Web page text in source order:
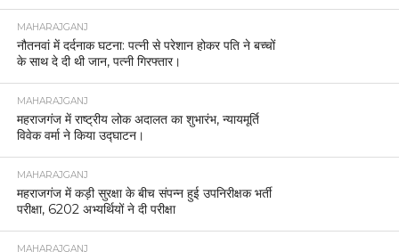
MAHARAJGANJ
नौतनवां में दर्दनाक घटना: पत्नी से परेशान होकर पति ने बच्चों
के साथ दे दी थी जान, पत्नी गिरफ्तार।
MAHARAJGANJ
महराजगंज में राष्ट्रीय लोक अदालत का शुभारंभ, न्यायमूर्ति
विवेक वर्मा ने किया उद्घाटन।
MAHARAJGANJ
महराजगंज में कड़ी सुरक्षा के बीच संपन्न हुई उपनिरीक्षक भर्ती
परीक्षा, 6202 अभ्यर्थियों ने दी परीक्षा
MAHARAJGANJ